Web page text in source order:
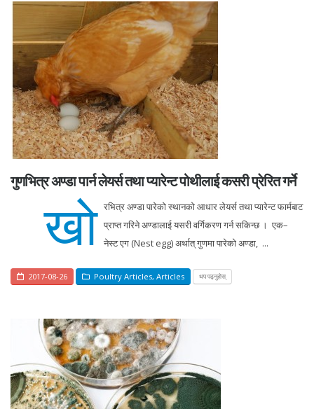
गुणभित्र अण्डा पार्न लेयर्स तथा प्यारेन्ट पोथीलाई कसरी प्रेरित गर्ने
खो रभित्र अण्डा पारेको स्थानको आधार लेयर्स तथा प्यारेन्ट फार्मबाट
प्राप्त गरिने अण्डालाई यसरी वर्गिकरण गर्न सकिन्छ । एक–
नेस्ट एग (Nest egg) अर्थात् गुणमा पारेको अण्डा, ...
2017-08-26 Poultry Articles, Articles थप पढ्नुहोस्